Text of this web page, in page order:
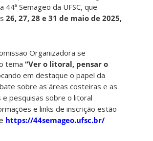
44ª Semageo da UFSC, que
26, 27, 28 e 31 de maio de 2025,
Organizadora se
tema“Ver o litoral, pensar o
em destaque o papel da
sobre as áreas costeiras e as
e pesquisas sobre o litoral
e links de inscrição estão
https://44semageo.ufsc.br/